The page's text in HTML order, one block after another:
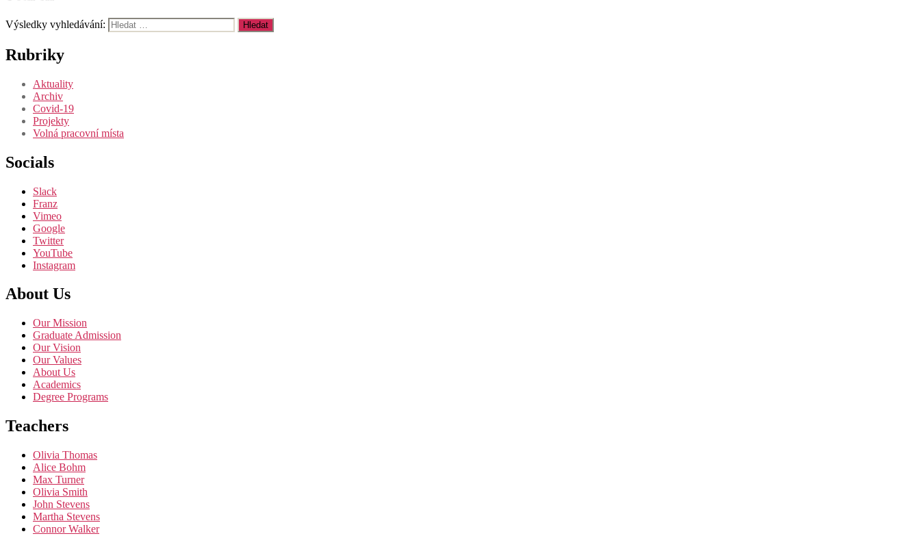
Výsledky vyhledávání:
Rubriky
Aktuality
Archiv
Covid-19
Projekty
Volná pracovní místa
Socials
Slack
Franz
Vimeo
Google
Twitter
YouTube
Instagram
About Us
Our Mission
Graduate Admission
Our Vision
Our Values
About Us
Academics
Degree Programs
Teachers
Olivia Thomas
Alice Bohm
Max Turner
Olivia Smith
John Stevens
Martha Stevens
Connor Walker